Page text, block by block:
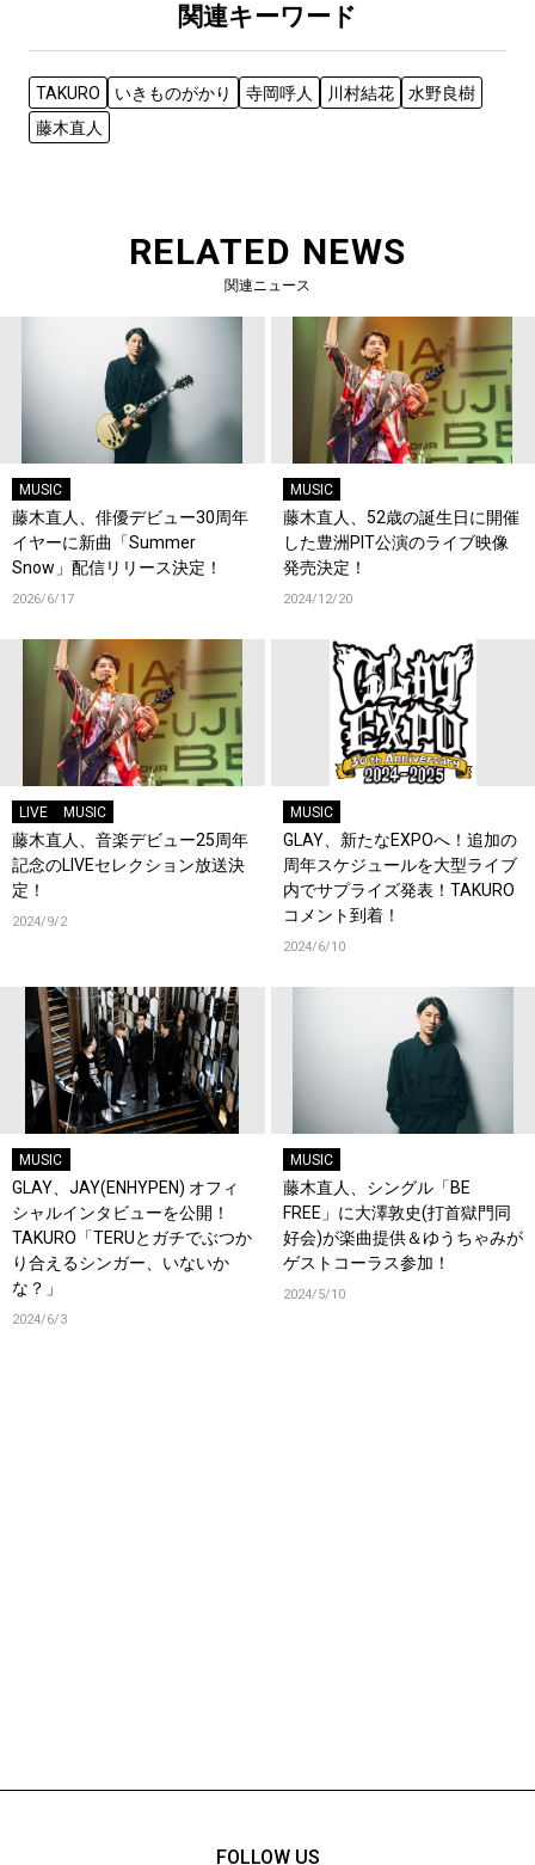
関連キーワード
TAKURO いきものがかり 寺岡呼人 川村結花
水野良樹
藤木直人
RELATED NEWS
関連ニュース
MUSIC
藤木直人、俳優デビュー30周年
イヤーに新曲「Summer
Snow」配信リリース決定！
2026/6/17
MUSIC
藤木直人、52歳の誕生日に開催
した豊洲PIT公演のライブ映像
発売決定！
2024/12/20
LIVE MUSIC
藤木直人、音楽デビュー25周年
記念のLIVEセレクション放送決
定！
2024/9/2
MUSIC
GLAY、新たなEXPOへ！追加の
周年スケジュールを大型ライブ
内でサプライズ発表！TAKURO
コメント到着！
2024/6/10
MUSIC
GLAY、JAY(ENHYPEN) オフィ
シャルインタビューを公開！
TAKURO「TERUとガチでぶつか
り合えるシンガー、いないか
な？」
2024/6/3
MUSIC
藤木直人、シングル「BE
FREE」に大澤敦史(打首獄門同
好会)が楽曲提供＆ゆうちゃみが
ゲストコーラス参加！
2024/5/10
FOLLOW US